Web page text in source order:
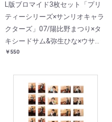
L版ブロマイド3枚セット「プリ
ティーシリーズ×サンリオキャラ
クターズ」07/陽比野まつり×タ
キシードサム&弥生ひな×ウサハ
ナ(コラボイラスト)
￥550